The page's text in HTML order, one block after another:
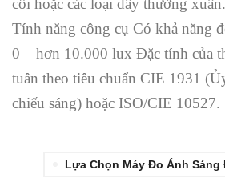
cối hoặc các loại dây thường xuân.
Tính năng công cụ Có khả năng
0 – hơn 10.000 lux Đặc tính của
tuân theo tiêu chuẩn CIE 1931
chiếu sáng) hoặc ISO/CIE 10527.
Lựa Chọn Máy Đo Ánh Sáng